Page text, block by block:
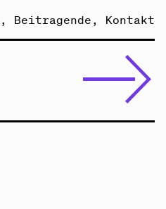
Beitragende Kontakt